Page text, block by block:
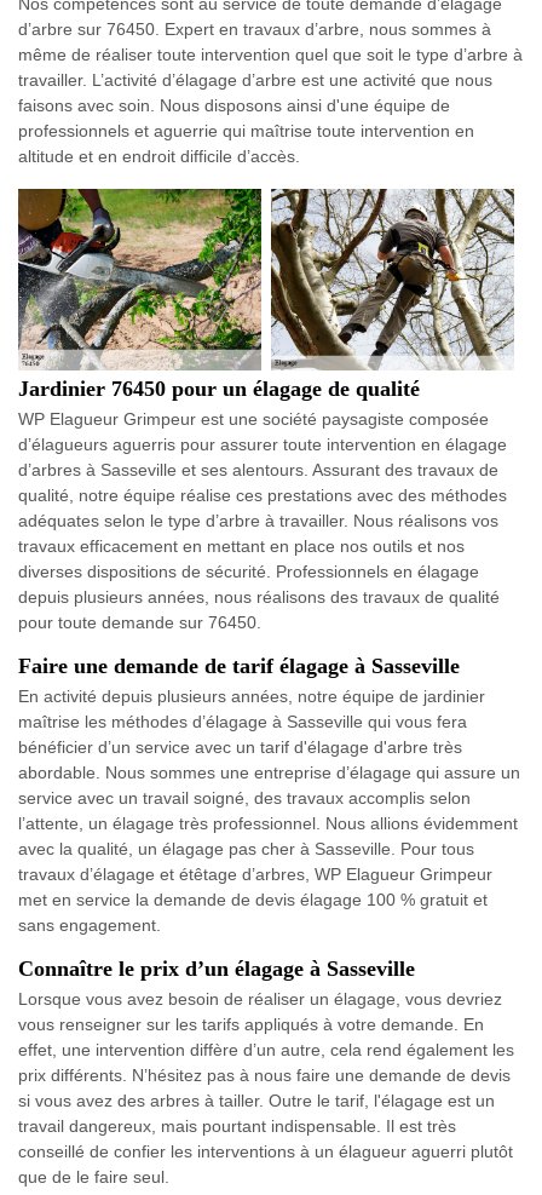
d’arbre sur 76450. Expert en travaux d’arbre, nous sommes à
même de réaliser toute intervention quel que soit le type d’arbre à
travailler. L’activité d’élagage d’arbre est une activité que nous
faisons avec soin. Nous disposons ainsi d'une équipe de
professionnels et aguerrie qui maîtrise toute intervention en
altitude et en endroit difficile d’accès.
Jardinier 76450 pour un élagage de qualité
WP Elagueur Grimpeur est une société paysagiste composée
d’élagueurs aguerris pour assurer toute intervention en élagage
d’arbres à Sasseville et ses alentours. Assurant des travaux de
qualité, notre équipe réalise ces prestations avec des méthodes
adéquates selon le type d’arbre à travailler. Nous réalisons vos
travaux efficacement en mettant en place nos outils et nos
diverses dispositions de sécurité. Professionnels en élagage
depuis plusieurs années, nous réalisons des travaux de qualité
pour toute demande sur 76450.
Faire une demande de tarif élagage à Sasseville
En activité depuis plusieurs années, notre équipe de jardinier
maîtrise les méthodes d’élagage à Sasseville qui vous fera
bénéficier d’un service avec un tarif d'élagage d'arbre très
abordable. Nous sommes une entreprise d’élagage qui assure un
service avec un travail soigné, des travaux accomplis selon
l’attente, un élagage très professionnel. Nous allions évidemment
avec la qualité, un élagage pas cher à Sasseville. Pour tous
travaux d’élagage et étêtage d’arbres, WP Elagueur Grimpeur
met en service la demande de devis élagage 100 % gratuit et
sans engagement.
Connaître le prix d’un élagage à Sasseville
Lorsque vous avez besoin de réaliser un élagage, vous devriez
vous renseigner sur les tarifs appliqués à votre demande. En
effet, une intervention diffère d’un autre, cela rend également les
prix différents. N’hésitez pas à nous faire une demande de devis
si vous avez des arbres à tailler. Outre le tarif, l'élagage est un
travail dangereux, mais pourtant indispensable. Il est très
conseillé de confier les interventions à un élagueur aguerri plutôt
que de le faire seul.